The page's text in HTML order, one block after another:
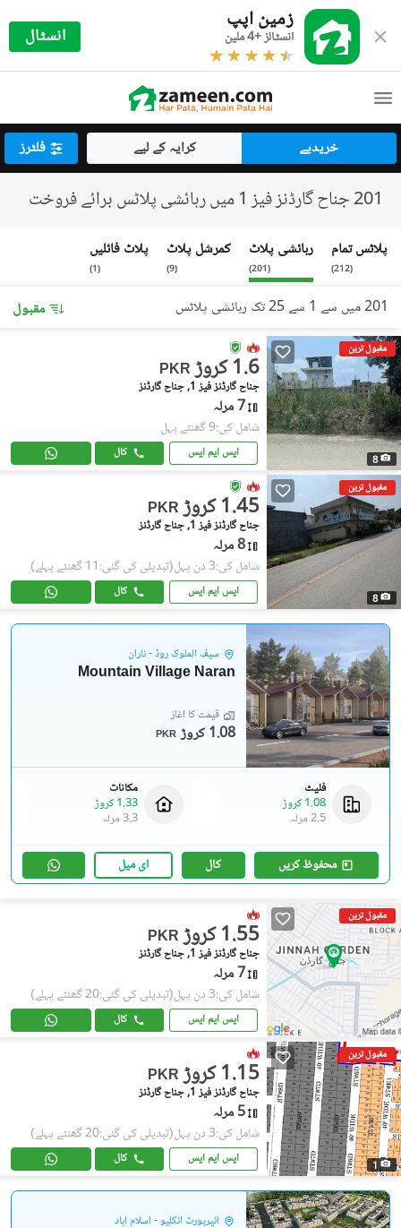
زمین اپپ
انسٹالز +4 ملین انسٹال
خریدیے کرایہ کے لیے فلٹرز
201 جناح گارڈنز فیز 1 میں رہائشی پلاٹس برائے فروخت
پلاٹس تمام
(
212
)
رہائشی پلاٹ
(
201
)
کمرشل پلاٹ
(
9
)
پلاٹ فائلیں
(
1
)
201 میں سے 1 سے 25 تک رہائشی پلاٹس مقبول
مقبول ترین
8
PKR 1.6 کروڑ
جناح گارڈنز فیز 1, جناح گارڈنز
7 مرلہ
شامل کی:9 گھنٹے پہل
ایس ایم ایس کال
مقبول ترین
8
PKR 1.45 کروڑ
جناح گارڈنز فیز 1, جناح گارڈنز
8 مرلہ
شامل کی:3 دن پہل (تبدیلی کی گئی:11 گھنٹے پہلے)
ایس ایم ایس کال
سیف الملوک روڈ - ناران
Mountain Village Naran
قیمت کا آغاز
PKR 1.08 کروڑ
فلیٹ
1.08 کروڑ
2.5 مرلہ
مکانات
1.33 کروڑ
3.3 مرلہ
محفوظ کریں کال ای میل
مقبول ترین
PKR 1.55 کروڑ
جناح گارڈنز فیز 1, جناح گارڈنز
7 مرلہ
شامل کی:3 دن پہل (تبدیلی کی گئی:20 گھنٹے پہلے)
ایس ایم ایس کال
مقبول ترین
1
PKR 1.15 کروڑ
جناح گارڈنز فیز 1, جناح گارڈنز
5 مرلہ
شامل کی:3 دن پہل (تبدیلی کی گئی:20 گھنٹے پہلے)
ایس ایم ایس کال
ائیرپورٹ انکلیو - اسلام آباد